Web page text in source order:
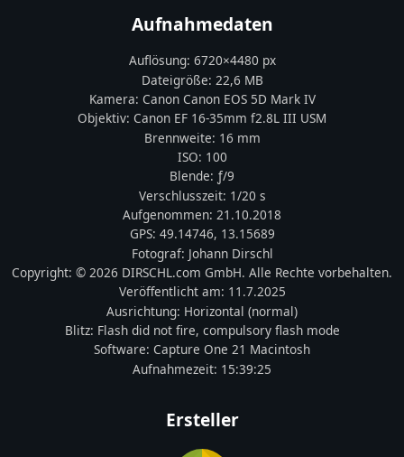
Aufnahmedaten
Auflösung: 6720×4480 px
Dateigröße: 22,6 MB
Kamera: CanonCanon EOS 5D Mark IV
Objektiv: Canon EF 16-35mm f2.8L III USM
Brennweite: 16 mm
ISO: 100
Blende: ƒ/9
Verschlusszeit: 1/20 s
Aufgenommen: 21.10.2018
GPS: 49.14746, 13.15689
Fotograf: Johann Dirschl
Copyright: © 2026 DIRSCHL.com GmbH. Alle Rechte vorbehalten.
Veröffentlicht am: 11.7.2025
Ausrichtung: Horizontal (normal)
Blitz: Flash did not fire, compulsory flash mode
Software: Capture One 21 Macintosh
Aufnahmezeit: 15:39:25
Ersteller